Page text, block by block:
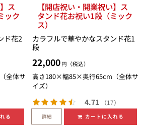
ス
ック
ド花2
全体サ
る
【開店祝い・開業祝い】ス
タンド花お祝い1段（ミック
ス）
カラフルで華やかなスタンド花1
段
22,000 円（税込）
高さ180×幅85×奥行65cm（全体サ
イズ）
4.71 （17）
詳細 カートに入れる